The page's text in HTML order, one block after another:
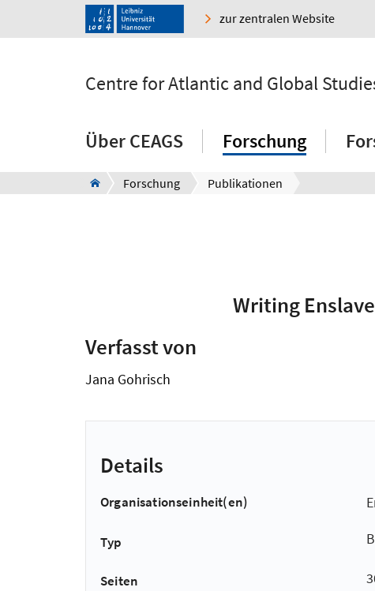
zur zentralen Website
Centre for Atlantic and Global
Über CEAGS Forschung
Forschung Publikationen
Writing
Verfasst von
Jana Gohrisch
Details
Organisationseinheit(en)
Typ
Seiten